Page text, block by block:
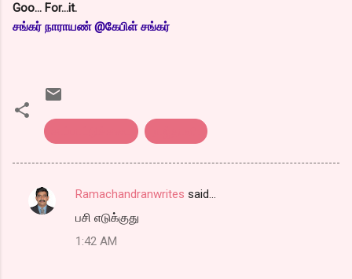
Goo… For…it.
சங்கர் நாராயண் @கேபிள் சங்கர்
C
Ramachandranwrites said…
பசி எடுக்குது
1:42 AM